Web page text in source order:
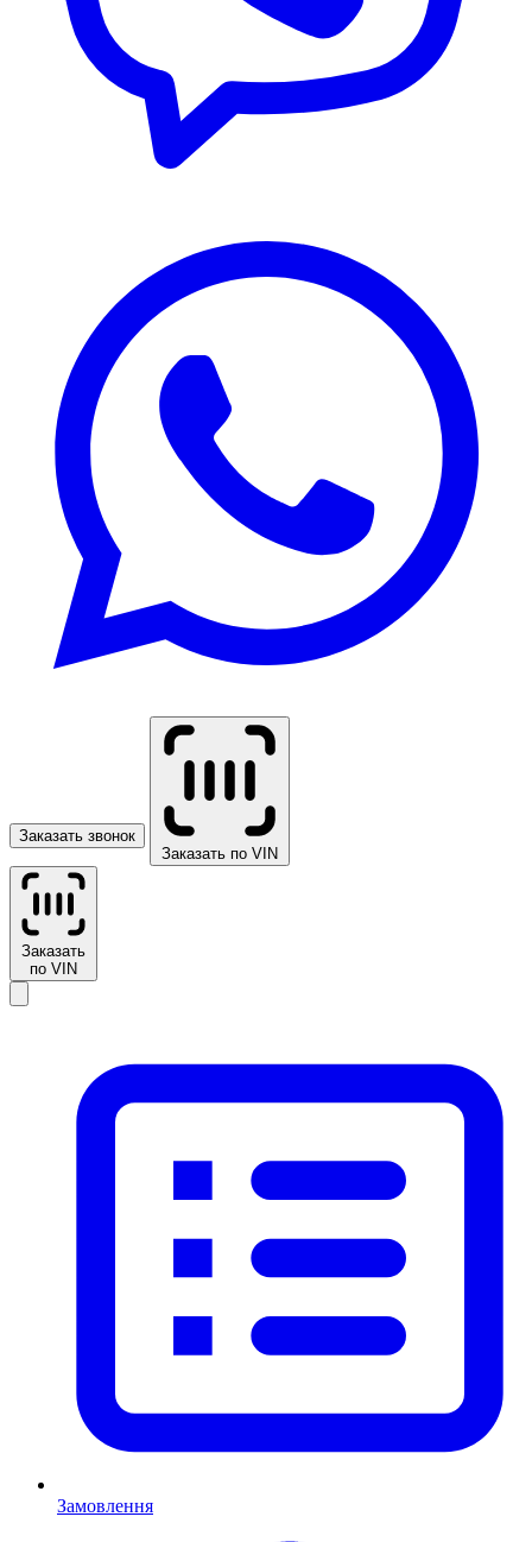
Заказать звонок
Заказать по VIN
Заказать
по VIN
Замовлення